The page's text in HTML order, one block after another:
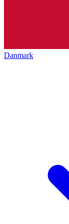
Danmark